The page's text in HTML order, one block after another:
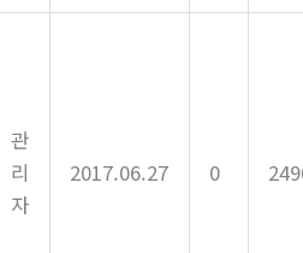
관
리
자
2017.06.27 0